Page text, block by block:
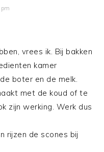
vrees ik. Bij bakken
kamer
boter en de melk.
met de koud of te
zijn werking. Werk dus
rijzen de scones bij